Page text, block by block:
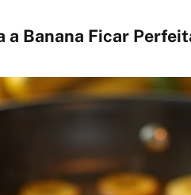
a Banana Ficar